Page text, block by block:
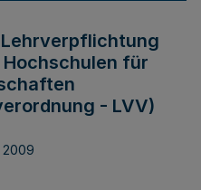
für
- LVV)
2009